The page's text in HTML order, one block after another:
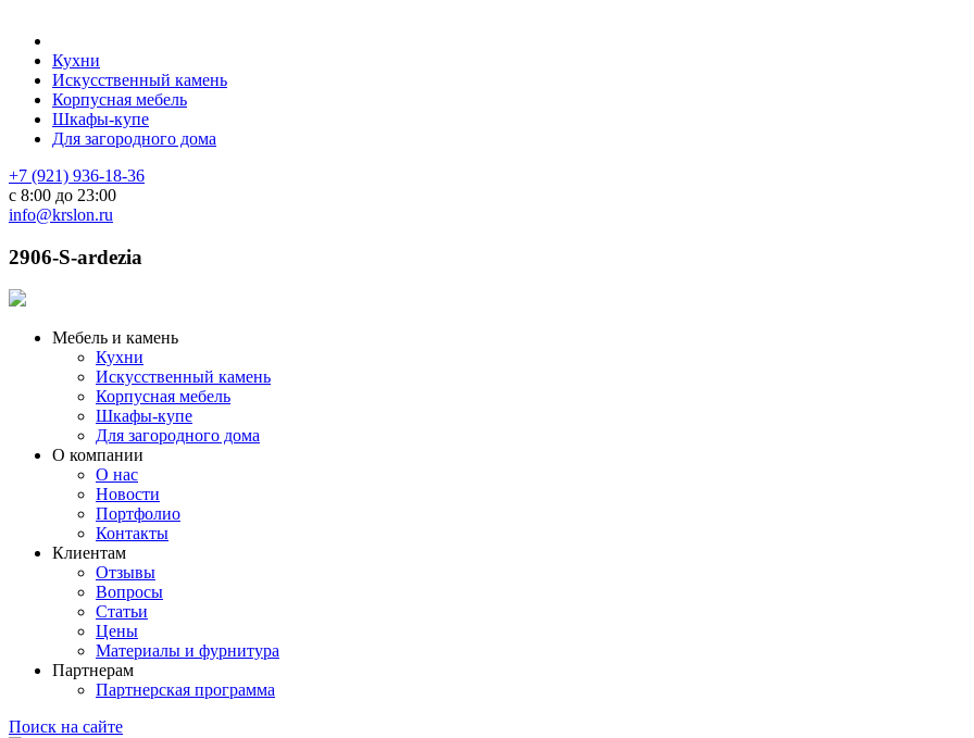
Кухни
Искусственный камень
Корпусная мебель
Шкафы-купе
Для загородного дома
+7 (921) 936-18-36
с 8:00 до 23:00
info@krslon.ru
2906-S-ardezia
Мебель и камень
Кухни
Искусственный камень
Корпусная мебель
Шкафы-купе
Для загородного дома
О компании
О нас
Новости
Портфолио
Контакты
Клиентам
Отзывы
Вопросы
Статьи
Цены
Материалы и фурнитура
Партнерам
Партнерская программа
Поиск на сайте